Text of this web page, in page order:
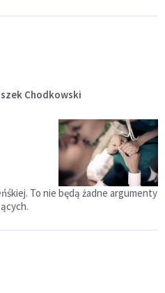
Chodkowski
To nie będą żadne argumenty